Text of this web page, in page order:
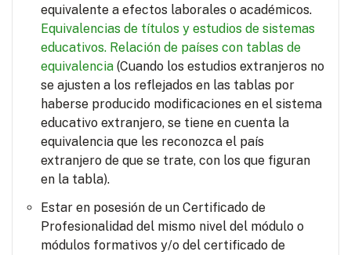
equivalente a efectos laborales o académicos.
Equivalencias de títulos y estudios de sistemas
educativos. Relación de países con tablas de
equivalencia (Cuando los estudios extranjeros no
se ajusten a los reflejados en las tablas por
haberse producido modificaciones en el sistema
educativo extranjero, se tiene en cuenta la
equivalencia que les reconozca el país
extranjero de que se trate, con los que figuran
en la tabla).
Estar en posesión de un Certificado de
Profesionalidad del mismo nivel del módulo o
módulos formativos y/o del certificado de